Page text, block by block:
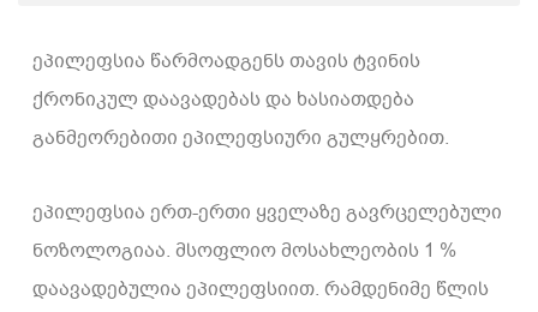
ეპილეფსია წარმოადგენს თავის ტვინის
ქრონიკულ დაავადებას და ხასიათდება
განმეორებითი ეპილეფსიური გულყრებით.
ეპილეფსია ერთ-ერთი ყველაზე გავრცელებული
ნოზოლოგიაა. მსოფლიო მოსახლეობის 1 %
დაავადებულია ეპილეფსიით. რამდენიმე წლის